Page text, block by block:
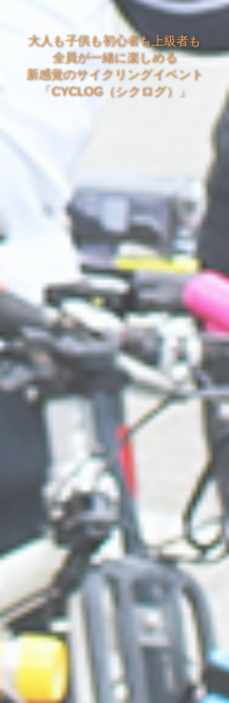
大人も子供も初心者も上級者も
全員が一緒に楽しめる
新感覚のサイクリングイベント
「CYCLOG（シクログ）」